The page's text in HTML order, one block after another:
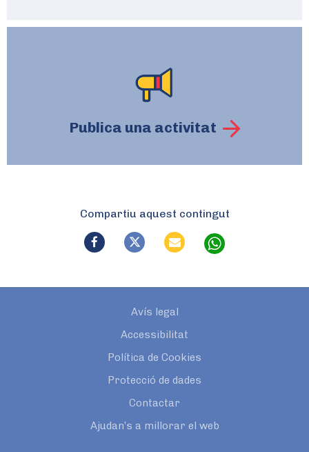
Publica una activitat
Compartiu aquest contingut
Avís legal
Accessibilitat
Política de Cookies
Protecció de dades
Contactar
Ajudan’s a millorar el web